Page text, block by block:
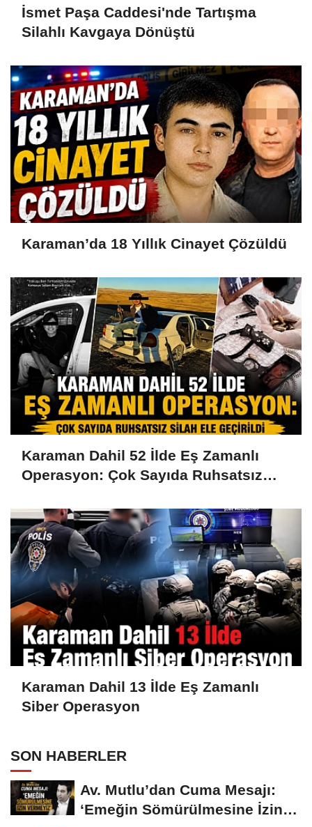
İsmet Paşa Caddesi'nde Tartışma
Silahlı Kavgaya Dönüştü
Karaman’da 18 Yıllık Cinayet Çözüldü
Karaman Dahil 52 İlde Eş Zamanlı
Operasyon: Çok Sayıda Ruhsatsız
Karaman Dahil 13 İlde Eş Zamanlı
Siber Operasyon
SON HABERLER
Av. Mutlu’dan Cuma Mesajı:
‘Emeğin Sömürülmesine İzin